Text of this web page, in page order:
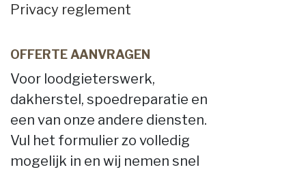
Privacy reglement
OFFERTE AANVRAGEN
Voor loodgieterswerk,
dakherstel, spoedreparatie en
een van onze andere diensten.
Vul het formulier zo volledig
mogelijk in en wij nemen snel